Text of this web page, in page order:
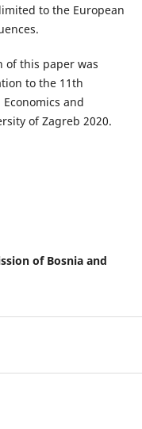
to the European
of this paper was
to the 11th
and
of Zagreb 2020.
of Bosnia and